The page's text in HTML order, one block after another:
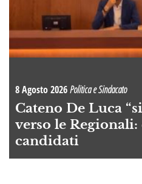
8 Agosto 2026Politica e Sindacato
Cateno De Luca
verso le Regionali:
candidati